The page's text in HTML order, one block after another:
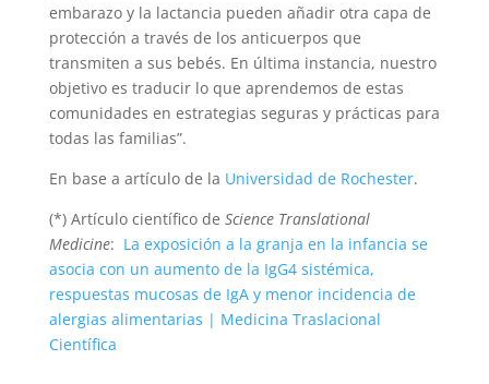
embarazo y la lactancia pueden añadir otra capa de
protección a través de los anticuerpos que
transmiten a sus bebés. En última instancia, nuestro
objetivo es traducir lo que aprendemos de estas
comunidades en estrategias seguras y prácticas para
todas las familias”.
En base a artículo de la Universidad de Rochester.
(*) Artículo científico de Science Translational
Medicine: La exposición a la granja en la infancia se
asocia con un aumento de la IgG4 sistémica,
respuestas mucosas de IgA y menor incidencia de
alergias alimentarias | Medicina Traslacional
Científica